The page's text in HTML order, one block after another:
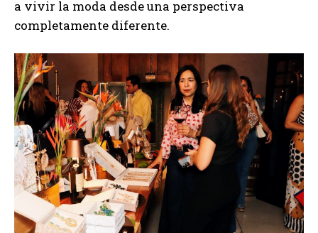
a vivir la moda desde una perspectiva
completamente diferente.